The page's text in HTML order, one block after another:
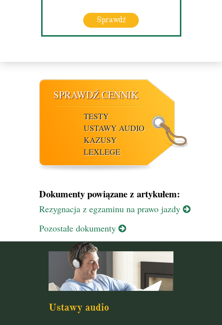
Sprawdź
SPRAWDŹ CENNIK
TESTY
USTAWY AUDIO
KAZUSY
LEXLEGE
Dokumenty powiązane z artykułem:
Rezygnacja z egzaminu na prawo jazdy
Pozostałe dokumenty
Ustawy audio